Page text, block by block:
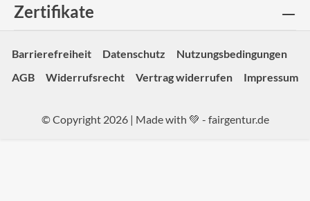
Zertifikate
Barrierefreiheit Datenschutz
Nutzungsbedingungen
AGB
Widerrufsrecht Vertrag widerrufen Impressum
© Copyright 2026 | Made with 💚 - fairgentur.de